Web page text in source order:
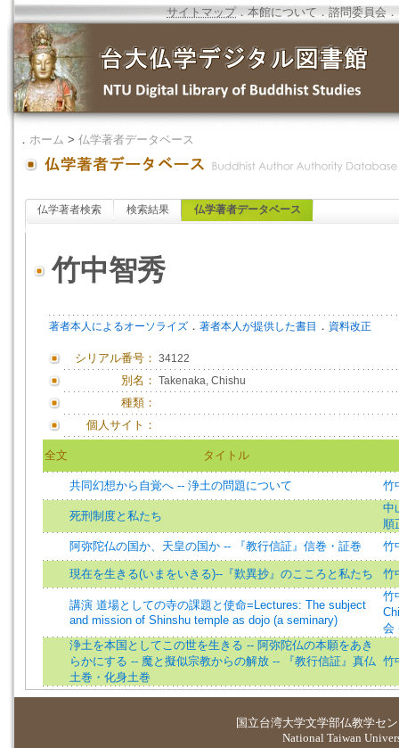
サイトマップ．本館について ．諮問委員会 ．
． ホーム > 仏学著者データベース
仏学著者検索 検索結果 仏学著者データベース
竹中智秀
著者本人によるオーソライズ ． 著者本人が提供した書目 ． 資料改正
シリアル番号： 34122
別名： Takenaka, Chishu
種類：
個人サイト：
全文 タイトル
共同幻想から自覚へ -- 浄土の問題について 竹
死刑制度と私たち
中
順
阿弥陀仏の国か、天皇の国か -- 『教行信証』信巻・証巻
竹
現在を生きる(いまをいきる)--『歎異抄』のこころと私たち 竹
講演 道場としての寺の課題と使命=Lectures: The subject
and mission of Shinshu temple as dojo (a seminary)
竹
会
浄土を本国としてこの世を生きる -- 阿弥陀仏の本願をあき
らかにする -- 魔と擬似宗教からの解放 -- 『教行信証』真仏
土巻・化身土巻
竹
国立台湾大学文学部仏教学セ
National Taiwan